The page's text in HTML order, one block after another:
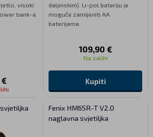
visoki
bank-a.
€
daljinskim). Li-pol bateriju je
moguče zamijeniti AA
baterijama.
109,90 €
Na zalihi
Kupiti
Fenix HM65R-T V2.0
naglavna svjetiljka